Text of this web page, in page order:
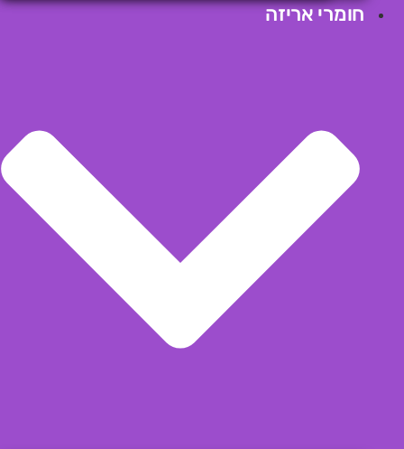
חומרי אריזה